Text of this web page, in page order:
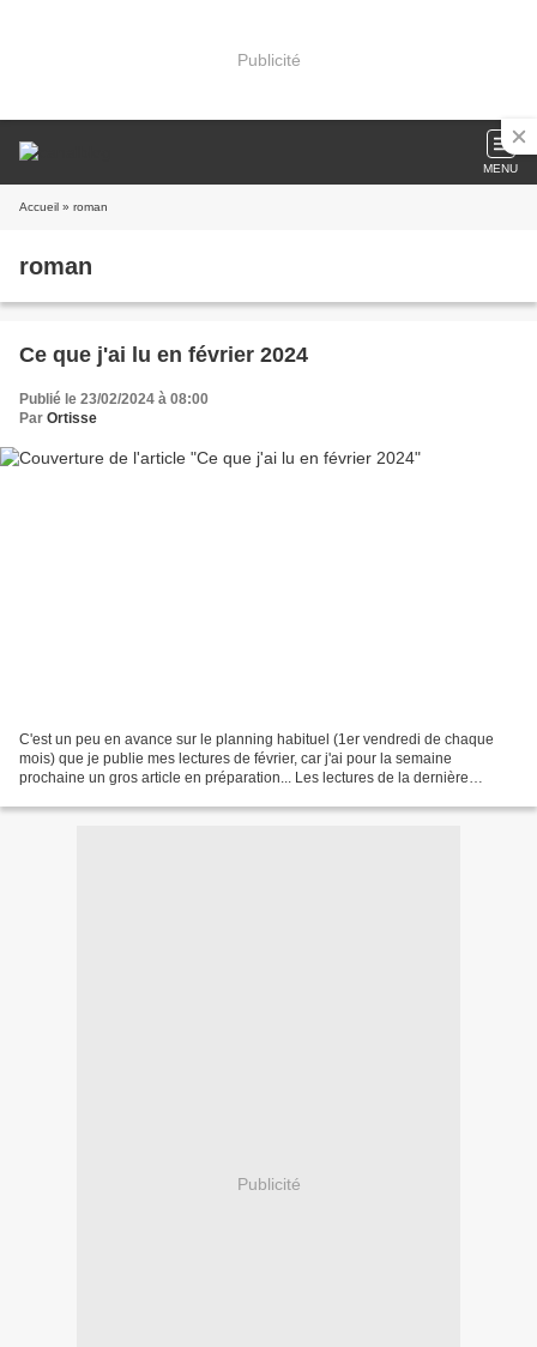
Publicité
MENU
Accueil » roman
roman
Ce que j'ai lu en février 2024
Publié le 23/02/2024 à 08:00
Par Ortisse
C'est un peu en avance sur le planning habituel (1er vendredi de chaque
mois) que je publie mes lectures de février, car j'ai pour la semaine
prochaine un gros article en préparation... Les lectures de la dernière
Publicité